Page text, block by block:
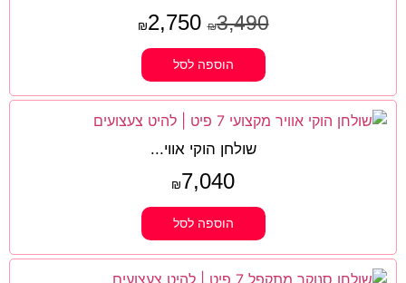
₪3,490
₪2,750
הוספה לסל
שולחן הוקי אווי...
₪7,040
הוספה לסל